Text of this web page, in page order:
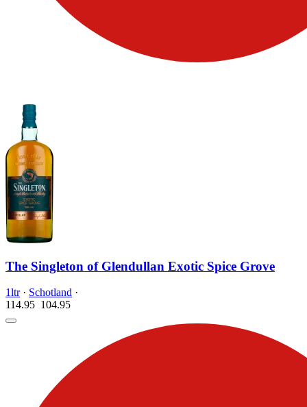
The Singleton of Glendullan Exotic Spice Grove
1ltr· Schotland ·
114.95 104.95